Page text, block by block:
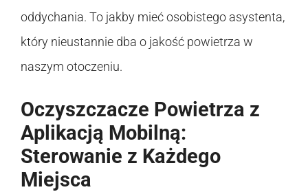
oddychania. To jakby mieć osobistego asystenta,
który nieustannie dba o jakość powietrza w
naszym otoczeniu.
Oczyszczacze Powietrza z
Aplikacją Mobilną:
Sterowanie z Każdego
Miejsca